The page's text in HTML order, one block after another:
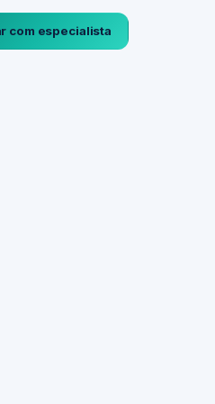
com especialista